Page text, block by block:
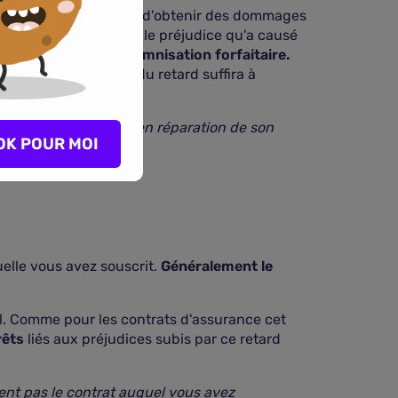
due. Afin d'obtenir des dommages
devoir prouver le préjudice qu'a causé
un système d'indemnisation forfaitaire.
l'établissement du retard suffira à
et intérêts en réparation de son
vous avez souscrit. Généralement le
Comme pour les contrats d'assurance cet
liés aux préjudices subis par ce retard
pas le contrat auquel vous avez
POUR MOI